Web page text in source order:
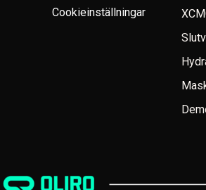
Cookieinställningar